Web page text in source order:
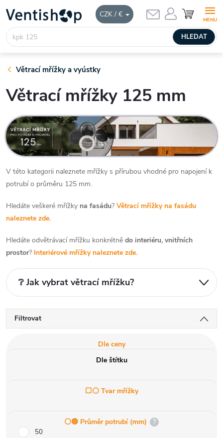
CZK / €
obsah
HLEDAT
NÁKUPNÍ
KOŠÍK
Větrací mřížky a vyústky
Větrací mřížky 125 mm
V této kategorii naleznete mřížky s přírubou vhodné pro napojení k
potrubí o průměru 125 mm.
Hledáte veškeré mřížky na fasádu? Větrací mřížky na fasádu
naleznete zde.
Hledáte odvětrávací mřížku konkrétně do interiéru, vnitřních
prostor? Interiérové mřížky naleznete zde.
❔ Jak vybrat větrací mřížku?
Filtrovat
Dle ceny
Dle štítku
⬜⚪ Tvar mřížky
⚪️🔵 Průměr potrubí (mm) ?
50